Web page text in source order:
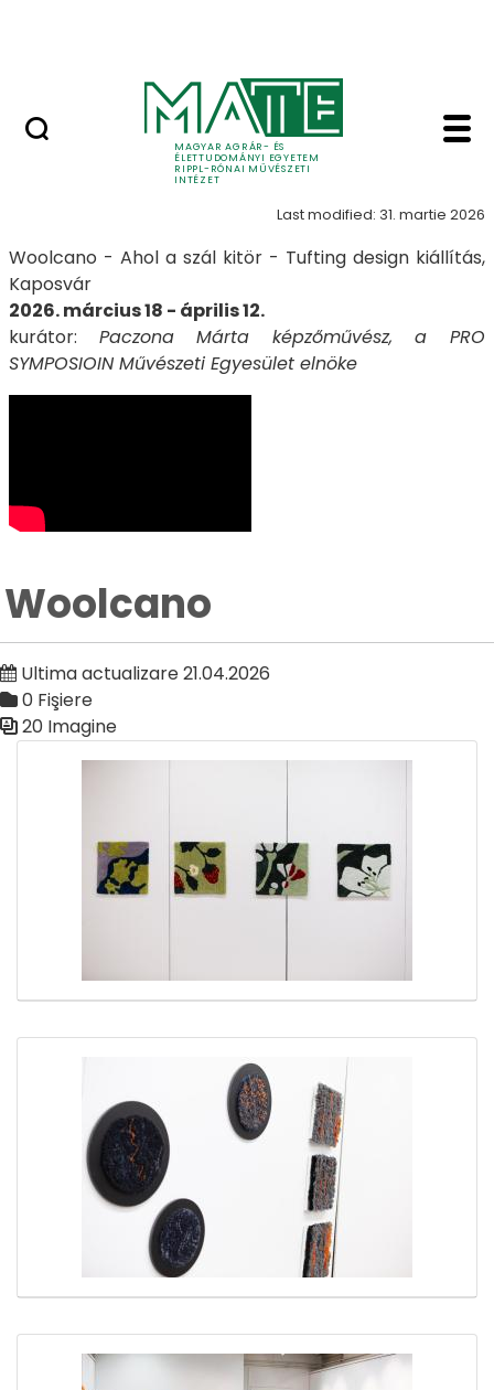
MAGYAR AGRÁR- ÉS
ÉLETTUDOMÁNYI EGYETEM
RIPPL-RÓNAI MŰVÉSZETI
INTÉZET
Woolcano -Woolcano
Last modified: 31. martie 2026
Woolcano - Ahol a szál kitör - Tufting design kiállítás,
Kaposvár
2026. március 18 - április 12.
kurátor: Paczona Márta képzőművész, a PRO
SYMPOSIOIN Művészeti Egyesület elnöke
Woolcano
Ultima actualizare 21.04.2026
0 Fişiere
20 Imagine